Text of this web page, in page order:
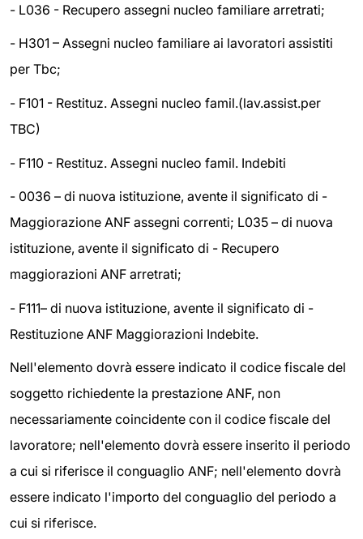
- L036 - Recupero assegni nucleo familiare arretrati;
- H301 – Assegni nucleo familiare ai lavoratori assistiti
per Tbc;
- F101 - Restituz. Assegni nucleo famil.(lav.assist.per
TBC)
- F110 - Restituz. Assegni nucleo famil. Indebiti
- 0036 – di nuova istituzione, avente il significato di -
Maggiorazione ANF assegni correnti; L035 – di nuova
istituzione, avente il significato di - Recupero
maggiorazioni ANF arretrati;
- F111– di nuova istituzione, avente il significato di -
Restituzione ANF Maggiorazioni Indebite.
Nell'elemento dovrà essere indicato il codice fiscale del
soggetto richiedente la prestazione ANF, non
necessariamente coincidente con il codice fiscale del
lavoratore; nell'elemento dovrà essere inserito il periodo
a cui si riferisce il conguaglio ANF; nell'elemento dovrà
essere indicato l'importo del conguaglio del periodo a
cui si riferisce.